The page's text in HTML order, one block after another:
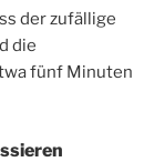
der zufällige
die
fünf Minuten